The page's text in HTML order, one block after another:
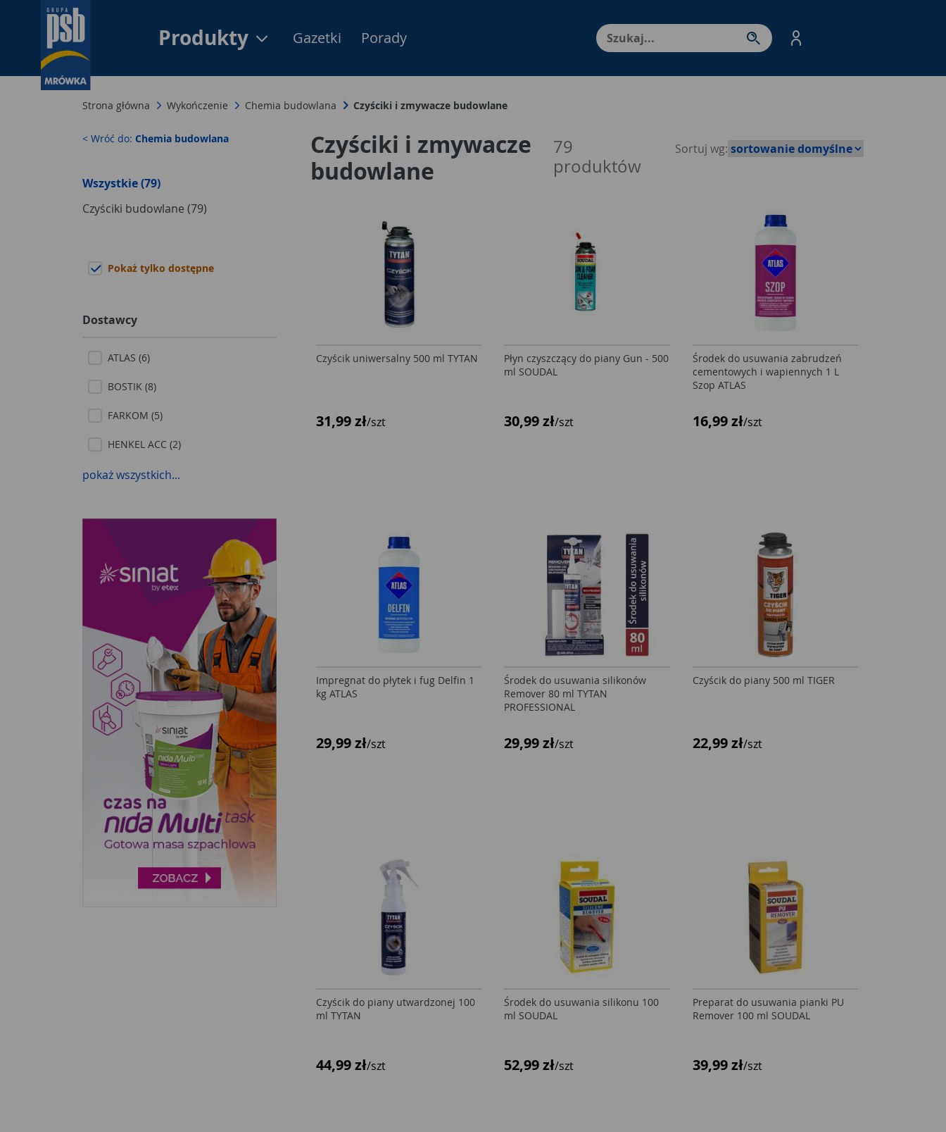
Produkty Menu Produktów, nawigacja: Enter - przejdź do strony produktów. Spacja – otwórz/
Gazetki Porady
Strona główna Wykończenie Chemia budowlana Czyściki i zmywacze budowlane
< Wróć do: Chemia budowlana
Wszystkie (79)
Czyściki budowlane (79)
Pokaż tylko dostępne
Dostawcy
ATLAS (6)
BOSTIK (8)
FARKOM (5)
HENKEL ACC (2)
HG (1)
KERAKOLL (3)
KNAUF (2)
SELENA (4)
SILA (2)
SOPRO (10)
SOUDAL (7)
STALCO (1)
TERMO ORGANIKA (1)
UNICELL (1)
WKRĘT-MET (1)
pokaż wszystkich...
Czyściki i zmywacze
budowlane
79
produktów
Sortuj wg:
Czyścik uniwersalny 500 ml TYTAN
31,99 zł/szt
Płyn czyszczący do piany Gun - 500
ml SOUDAL
30,99 zł/szt
Środek do usuwania zabrudzeń
cementowych i wapiennych 1 L
Szop ATLAS
16,99 zł/szt
Impregnat do płytek i fug Delfin 1
kg ATLAS
29,99 zł/szt
Środek do usuwania silikonów
Remover 80 ml TYTAN
PROFESSIONAL
29,99 zł/szt
Czyścik do piany 500 ml TIGER
22,99 zł/szt
Czyścik do piany utwardzonej 100
ml TYTAN
44,99 zł/szt
Środek do usuwania silikonu 100
ml SOUDAL
52,99 zł/szt
Preparat do usuwania pianki PU
Remover 100 ml SOUDAL
39,99 zł/szt